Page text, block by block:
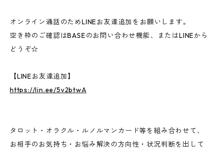
オンライン通話のためLINEお友達追加をお願いします。
空き枠のご確認はBASEのお問い合わせ機能、またはLINEから
どうぞ☆
【LINEお友達追加】
https://lin.ee/5v2btwA
タロット・オラクル・ルノルマンカード等を組み合わせて、
お相手のお気持ち・お悩み解決の方向性・状況判断を出して